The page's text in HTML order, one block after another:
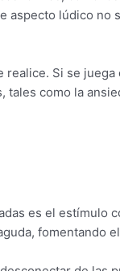
aspecto lúdico no
Si se
como la
es el estímulo
fomentando